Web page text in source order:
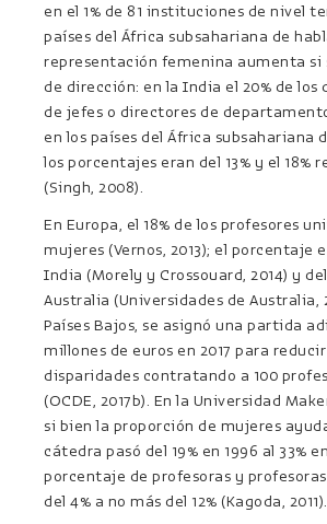
en el 1% de 81 instituciones de nivel
países del África subsahariana de
representación femenina aumenta si
de dirección: en la India el 20% de los
de jefes o directores de
en los países del África subsahariana
los porcentajes eran del 13% y el 18%
(Singh, 2008).
En Europa, el 18% de los profesores
mujeres (Vernos, 2013); el porcentaje
India (Morely y Crossouard, 2014) y del
Australia (Universidades de Australia,
Países Bajos, se asignó una partida
millones de euros en 2017 para
disparidades contratando a 100
(OCDE, 2017b). En la Universidad
si bien la proporción de mujeres
cátedra pasó del 19% en 1996 al 33%
porcentaje de profesoras y
del 4% a no más del 12% (Kagoda, 2011).